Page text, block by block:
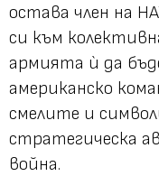
остава член на
си към
армията ѝ да
американско
смелите и
стратегическа
война.